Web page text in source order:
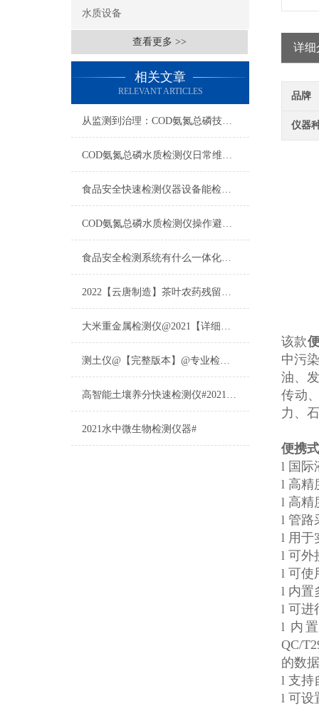
水质设备
查看更多 >>
相关文章
RELEVANT ARTICLES
从监测到治理：COD氨氮总磷技术的双领域实战解析
COD氨氮总磷水质检测仪日常维护与试剂管理，降低故障率就靠这几招
食品安全快速检测仪器设备能检什么？一张表说清适用范围
COD氨氮总磷水质检测仪操作避坑指南：这几个步骤直接影响数据准确性
食品安全检测系统有什么一体化配置·2023仪器仪表推荐·山东云唐
2022【云唐制造】茶叶农药残留检测仪多少钱一台@山东云唐仪器仪表制造
大米重金属检测仪@2021【详细版本】@专业检测大米重金属仪器仪表
测土仪@【完整版本】@专业检测土壤的仪器仪表
高智能土壤养分快速检测仪#2021【土壤养分检测专用仪器仪表】
2021水中微生物检测仪器#
详细
品牌
仪器
该款
中污
油、
传动
力、
便携
l 国际
l 高精
l 高精
l 管路
l 用于
l 可外
l 可使
l 内置
l 可进
l 内置
QC/
的数
l 支持
l 可设